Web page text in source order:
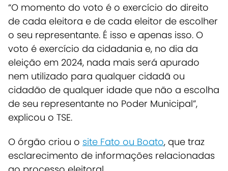
“O momento do voto é o exercício do direito
de cada eleitora e de cada eleitor de escolher
o seu representante. É isso e apenas isso. O
voto é exercício da cidadania e, no dia da
eleição em 2024, nada mais será apurado
nem utilizado para qualquer cidadã ou
cidadão de qualquer idade que não a escolha
de seu representante no Poder Municipal”,
explicou o TSE.
O órgão criou o site Fato ou Boato, que traz
esclarecimento de informações relacionadas